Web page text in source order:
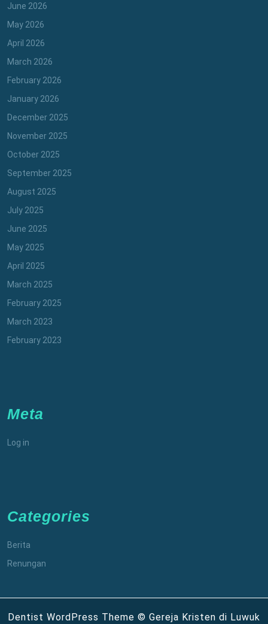
June 2026
May 2026
April 2026
March 2026
February 2026
January 2026
December 2025
November 2025
October 2025
September 2025
August 2025
July 2025
June 2025
May 2025
April 2025
March 2025
February 2025
March 2023
February 2023
Meta
Log in
Categories
Berita
Renungan
Dentist WordPress Theme © Gereja Kristen di Luwuk